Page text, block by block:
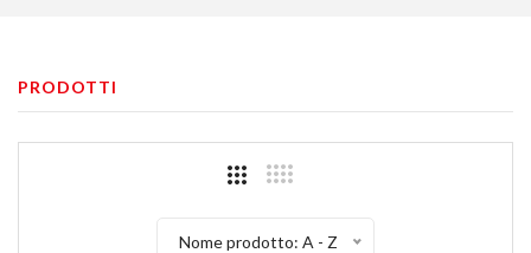
PRODOTTI
Nome prodotto: A - Z